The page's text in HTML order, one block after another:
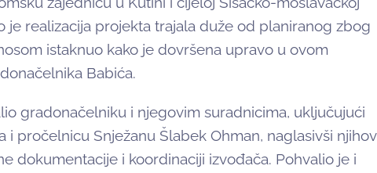
je realizacija projekta trajala duže od planiranog zbog
istaknuo kako je dovršena upravo u ovom
Babića.
gradonačelniku i njegovim suradnicima, uključujući
i pročelnicu Snježanu Šlabek Ohman, naglasivši njihov
dokumentacije i koordinaciji izvođača. Pohvalio je i